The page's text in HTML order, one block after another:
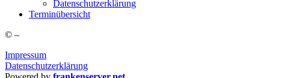
Daten­schutz­er­klä­rung
Ter­min­über­sicht
© –
Impressum
Datenschutzerklärung